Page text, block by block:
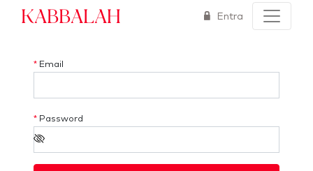
Kabbalah Entra
* Email
* Password